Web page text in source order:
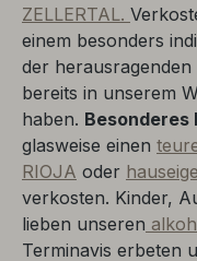
ZELLERTAL.
einem besonders
der
bereits in unserem
haben. Besonderes
glasweise einen
RIOJA oder
verkosten. Kinder,
lieben unseren
Terminavis erbeten